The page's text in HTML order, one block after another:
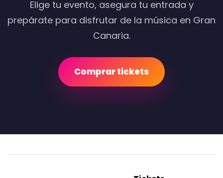
Elige tu evento, asegura tu entrada y
prepárate para disfrutar de la música en Gran
Canaria.
Comprar tickets